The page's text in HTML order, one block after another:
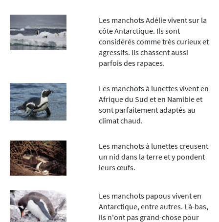
Les manchots Adélie vivent sur la
côte Antarctique. Ils sont
considérés comme très curieux et
agressifs. Ils chassent aussi
parfois des rapaces.
Les manchots à lunettes vivent en
Afrique du Sud et en Namibie et
sont parfaitement adaptés au
climat chaud.
Les manchots à lunettes creusent
un nid dans la terre et y pondent
leurs œufs.
Les manchots papous vivent en
Antarctique, entre autres. Là-bas,
ils n'ont pas grand-chose pour